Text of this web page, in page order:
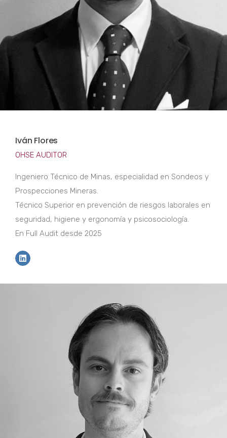
Iván Flores
OHSE AUDITOR
Ingeniero Técnico de Minas, especialidad en Sondeos y
Prospecciones Mineras.
Técnico Superior en prevención de riesgos laborales en
seguridad, higiene y ergonomía y psicosociología.
En Full Audit desde 2025